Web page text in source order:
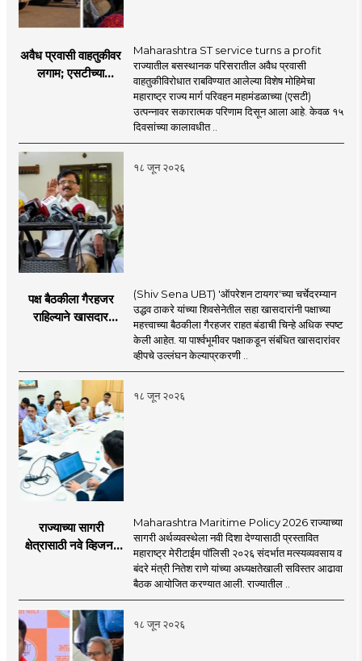
अवैध प्रवासी वाहतुकीवर
लगाम; एसटीच्या
Maharashtra ST service turns a profit
राज्यातील बसस्थानक परिसरातील अवैध प्रवासी
वाहतुकीविरोधात राबविण्यात आलेल्या विशेष मोहिमेचा
महाराष्ट्र राज्य मार्ग परिवहन महामंडळाच्या (एसटी)
उत्पन्नावर सकारात्मक परिणाम दिसून आला आहे. केवळ १५
दिवसांच्या कालावधीत ..
१८ जून २०२६
पक्ष बैठकीला गैरहजर
राहिल्याने खासदार
काय सांगतो?
(Shiv Sena UBT) 'ऑपरेशन टायगर'च्या चर्चेदरम्यान
उद्धव ठाकरे यांच्या शिवसेनेतील सहा खासदारांनी पक्षाच्या
महत्त्वाच्या बैठकीला गैरहजर राहत बंडाची चिन्हे अधिक स्पष्ट
केली आहेत. या पार्श्वभूमीवर पक्षाकडून संबंधित खासदारांवर
व्हीपचे उल्लंघन केल्याप्रकरणी ..
१८ जून २०२६
राज्याच्या सागरी
क्षेत्रासाठी नवे व्हिजन;
प्रस्ताव
Maharashtra Maritime Policy 2026 राज्याच्या
सागरी अर्थव्यवस्थेला नवी दिशा देण्यासाठी प्रस्तावित
महाराष्ट्र मेरीटाईम पॉलिसी २०२६ संदर्भात मत्स्यव्यवसाय व
बंदरे मंत्री नितेश राणे यांच्या अध्यक्षतेखाली सविस्तर आढावा
बैठक आयोजित करण्यात आली. राज्यातील ..
१८ जून २०२६